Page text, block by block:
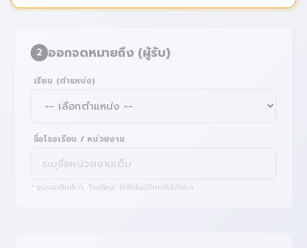
2 ออกจดหมายถึง (ผู้รับ)
เรียน (ตำแหน่ง)
ชื่อโรงเรียน / หน่วยงาน
* ระบบจะเติมคำว่า "โรงเรียน" ให้อัตโนมัติหากไม่ได้ใส่มา